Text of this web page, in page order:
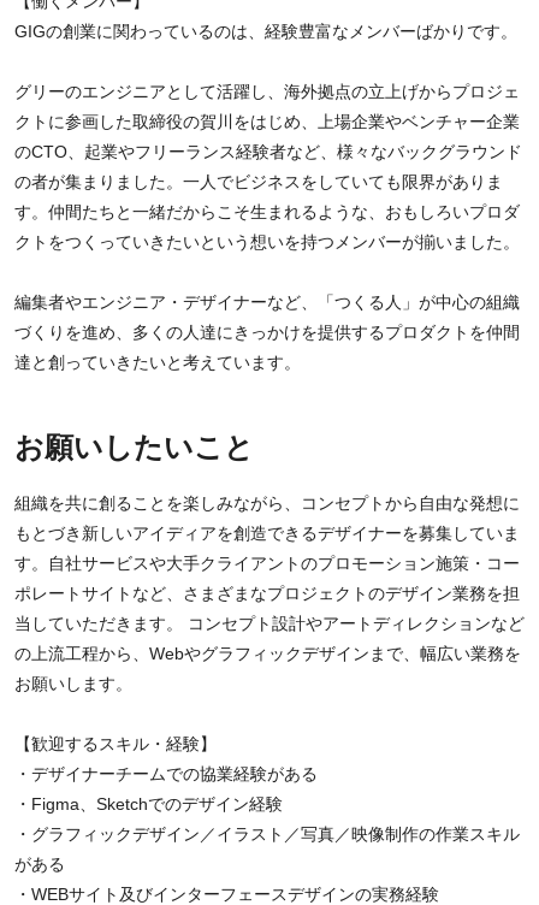
GIGの創業に関わっているのは、経験豊富なメンバーばかりです。
グリーのエンジニアとして活躍し、海外拠点の立上げからプロジェ
クトに参画した取締役の賀川をはじめ、上場企業やベンチャー企業
のCTO、起業やフリーランス経験者など、様々なバックグラウンド
の者が集まりました。一人でビジネスをしていても限界がありま
す。仲間たちと一緒だからこそ生まれるような、おもしろいプロダ
クトをつくっていきたいという想いを持つメンバーが揃いました。
編集者やエンジニア・デザイナーなど、「つくる人」が中心の組織
づくりを進め、多くの人達にきっかけを提供するプロダクトを仲間
達と創っていきたいと考えています。
お願いしたいこと
組織を共に創ることを楽しみながら、コンセプトから自由な発想に
もとづき新しいアイディアを創造できるデザイナーを募集していま
す。自社サービスや大手クライアントのプロモーション施策・コー
ポレートサイトなど、さまざまなプロジェクトのデザイン業務を担
当していただきます。 コンセプト設計やアートディレクションなど
の上流工程から、Webやグラフィックデザインまで、幅広い業務を
お願いします。
【歓迎するスキル・経験】
・デザイナーチームでの協業経験がある
・Figma、Sketchでのデザイン経験
・グラフィックデザイン／イラスト／写真／映像制作の作業スキル
がある
・WEBサイト及びインターフェースデザインの実務経験